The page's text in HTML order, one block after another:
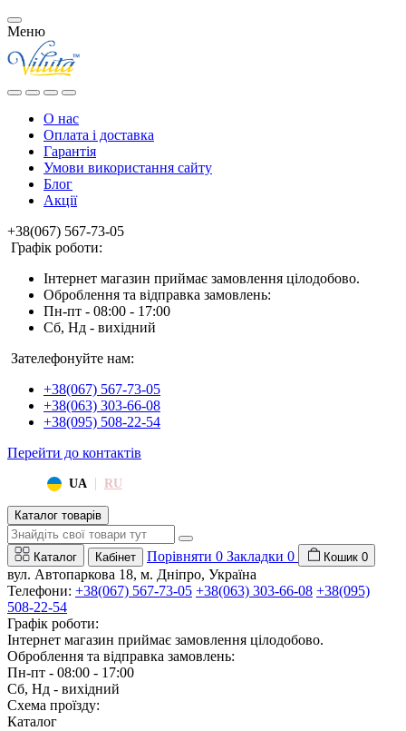
Меню
О нас
Оплата і доставка
Гарантія
Умови використання сайту
Блог
Акції
+38(067) 567-73-05
Графік роботи:
Інтернет магазин приймає замовлення цілодобово.
Оброблення та відправка замовлень:
Пн-пт - 08:00 - 17:00
Сб, Нд - вихідний
Зателефонуйте нам:
+38(067) 567-73-05
+38(063) 303-66-08
+38(095) 508-22-54
Перейти до контактів
UA | RU
Каталог товарів
Каталог Кабінет Порівняти 0 Закладки 0 Кошик 0
вул. Автопаркова 18, м. Дніпро, Україна
Телефони: +38(067) 567-73-05 +38(063) 303-66-08 +38(095)
508-22-54
Графік роботи:
Інтернет магазин приймає замовлення цілодобово.
Оброблення та відправка замовлень:
Пн-пт - 08:00 - 17:00
Сб, Нд - вихідний
Схема проїзду:
Каталог